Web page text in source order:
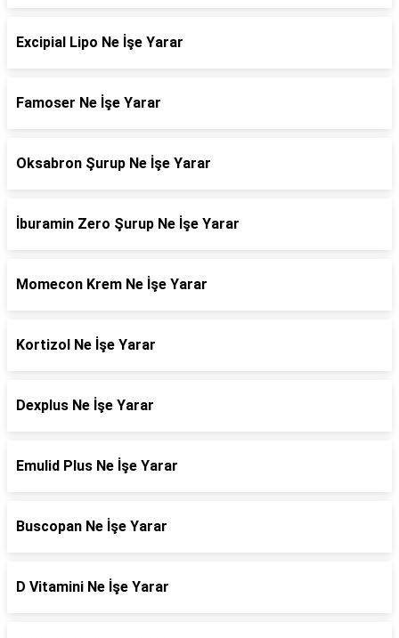
Excipial Lipo Ne İşe Yarar
Famoser Ne İşe Yarar
Oksabron Şurup Ne İşe Yarar
İburamin Zero Şurup Ne İşe Yarar
Momecon Krem Ne İşe Yarar
Kortizol Ne İşe Yarar
Dexplus Ne İşe Yarar
Emulid Plus Ne İşe Yarar
Buscopan Ne İşe Yarar
D Vitamini Ne İşe Yarar